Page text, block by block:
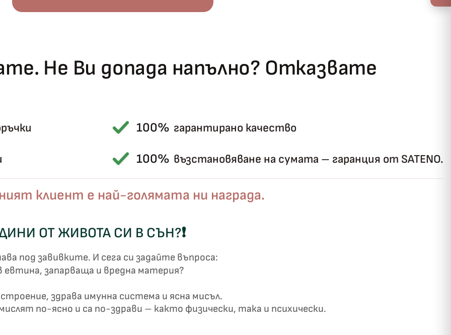
Не Ви допада напълно? Отказвате
100% гарантирано качество
100% възстановяване на сумата – гаранция от SATENO.
клиент е най-голямата ни награда.
ОТ ЖИВОТА СИ В СЪН?❗
под завивките. И сега си задайте въпроса:
запарваща и вредна материя?
здрава имунна система и ясна мисъл.
по-ясно и са по-здрави – както физически, така и психически.
✦
✦
Хавлиени кърпи – Комплект 2 части – 100% памук